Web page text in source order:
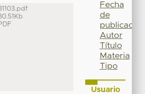
Fecha
de
publicación
Autor
Título
Materia
Tipo
Usuario